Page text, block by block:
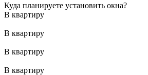
Куда планируете установить окна?
В квартиру
В квартиру
В квартиру
В квартиру